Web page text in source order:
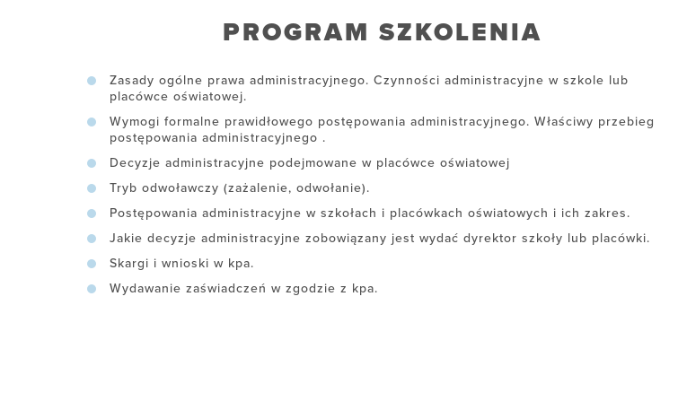
PROGRAM SZKOLENIA
Zasady ogólne prawa administracyjnego. Czynności administracyjne w szkole lub
placówce oświatowej.
Wymogi formalne prawidłowego postępowania administracyjnego. Właściwy przebieg
postępowania administracyjnego .
Decyzje administracyjne podejmowane w placówce oświatowej
Tryb odwoławczy (zażalenie, odwołanie).
Postępowania administracyjne w szkołach i placówkach oświatowych i ich zakres.
Jakie decyzje administracyjne zobowiązany jest wydać dyrektor szkoły lub placówki.
Skargi i wnioski w kpa.
Wydawanie zaświadczeń w zgodzie z kpa.